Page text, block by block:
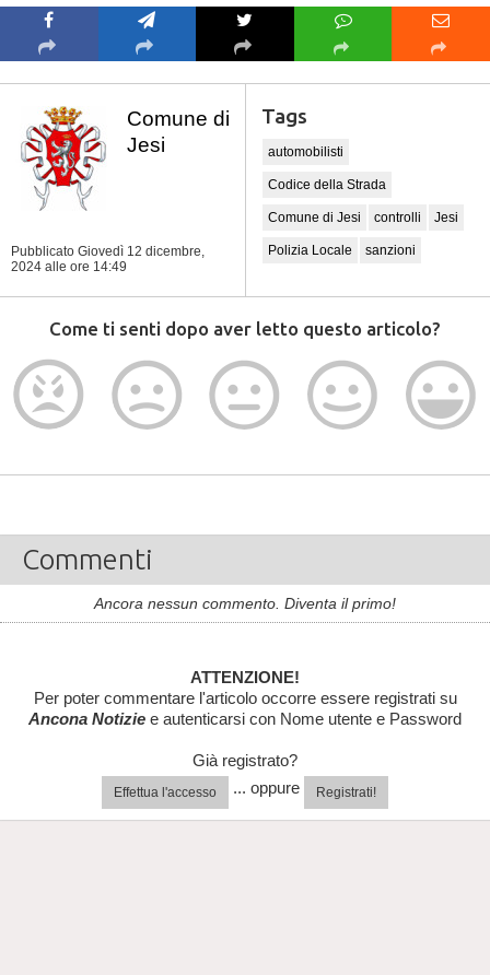
Comune di
Jesi
Pubblicato Giovedì 12 dicembre,
2024 alle ore 14:49
Tags
automobilisti
Codice della Strada
Comune di Jesi controlli Jesi
Polizia Locale sanzioni
Come ti senti dopo aver letto questo articolo?
Commenti
Ancora nessun commento. Diventa il primo!
ATTENZIONE!
Per poter commentare l'articolo occorre essere registrati su
Ancona Notizie e autenticarsi con Nome utente e Password
Già registrato?
Effettua l'accesso ... oppure Registrati!